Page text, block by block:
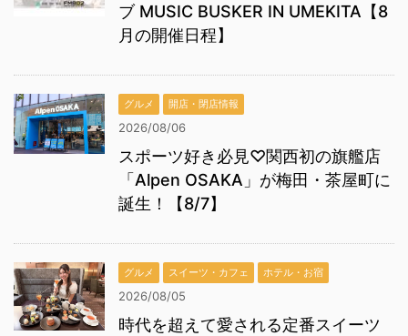
ブ MUSIC BUSKER IN UMEKITA【8
月の開催日程】
グルメ 開店・閉店情報
2026/08/06
スポーツ好き必見♡関西初の旗艦店
「Alpen OSAKA」が梅田・茶屋町に
誕生！【8/7】
グルメ スイーツ・カフェ ホテル・お宿
2026/08/05
時代を超えて愛される定番スイーツ